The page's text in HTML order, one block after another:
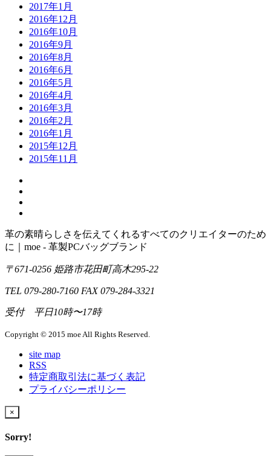
2017年1月
2016年12月
2016年10月
2016年9月
2016年8月
2016年6月
2016年5月
2016年4月
2016年3月
2016年2月
2016年1月
2015年12月
2015年11月
革の素晴らしさを伝えてくれるすべてのクリエイターのため
に｜moe - 革製PCバッグブランド
〒671-0256 姫路市花田町高木295-22
TEL 079-280-7160 FAX 079-284-3321
受付 平日10時〜17時
Copyright © 2015 moe All Rights Reserved.
site map
RSS
特定商取引法に基づく表記
プライバシーポリシー
×
Sorry!